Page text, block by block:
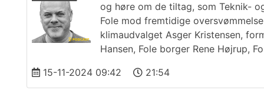
og høre om de tiltag, som Teknik-
Fole mod fremtidige
klimaudvalget Asger Kristensen,
Hansen, Fole borger Rene Højrup,
15-11-2024 09:42
21:54